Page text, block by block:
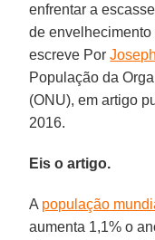
enfrentar a
de
escreve Por
População da
(ONU), em artigo
2016.
Eis o artigo.
A população
aumenta 1,1% o